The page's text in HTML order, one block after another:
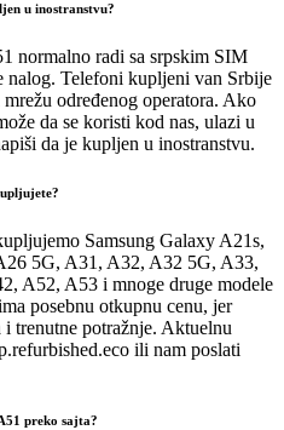
u inostranstvu?
normalno radi sa srpskim SIM
nalog. Telefoni kupljeni van Srbije
određenog operatora. Ako
da se koristi kod nas, ulazi u
da je kupljen u inostranstvu.
Samsung Galaxy A21s,
5G, A31, A32, A32 5G, A33,
A52, A53 i mnoge druge modele
posebnu otkupnu cenu, jer
i trenutne potražnje. Aktuelnu
ili nam poslati
preko sajta?